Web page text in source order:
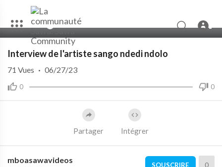
00:00 08:50
Interview de l'artiste sango ndedi ndolo
0 0
71 Vues · 06/27/23
Partager Intégrer
mboasawavideos
SOUSCRIRE 0